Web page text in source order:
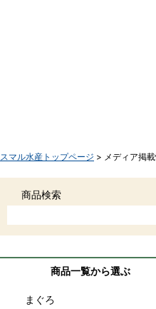
スマル水産トップページ > メディア掲
商品検索
商品一覧から選ぶ
まぐろ